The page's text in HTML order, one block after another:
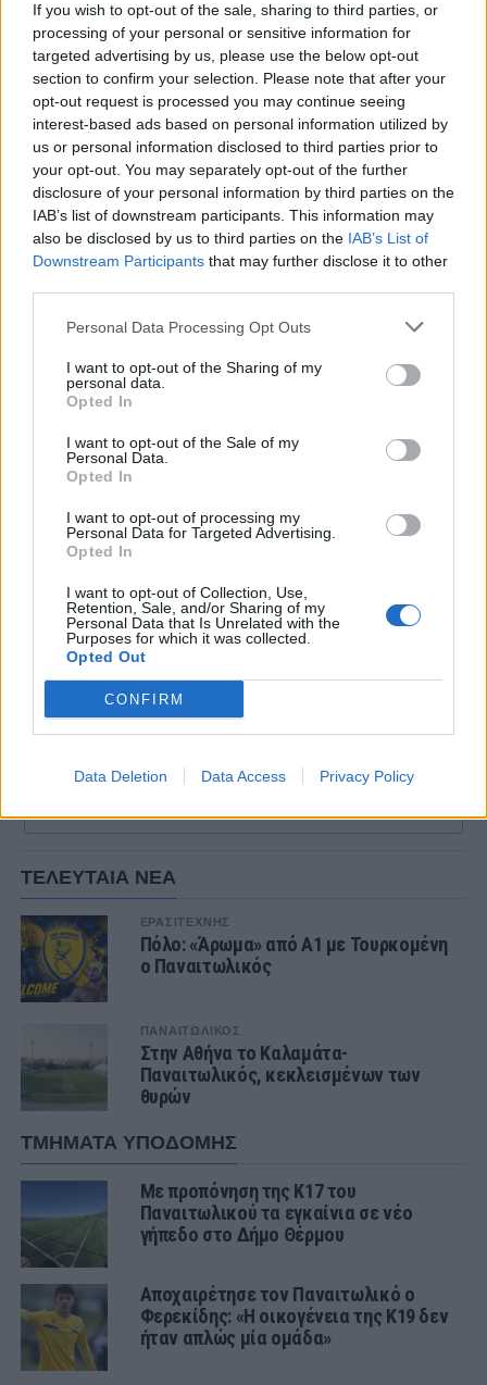
If you wish to opt-out of the sale, sharing to third parties, or
processing of your personal or sensitive information for
targeted advertising by us, please use the below opt-out
section to confirm your selection. Please note that after your
opt-out request is processed you may continue seeing
interest-based ads based on personal information utilized by
us or personal information disclosed to third parties prior to
your opt-out. You may separately opt-out of the further
disclosure of your personal information by third parties on the
IAB’s list of downstream participants. This information may
also be disclosed by us to third parties on the IAB’s List of
Downstream Participants that may further disclose it to other
Personal Data Processing Opt Outs
I want to opt-out of the Sharing of my
personal data.
Opted In
I want to opt-out of the Sale of my
Personal Data.
Opted In
I want to opt-out of processing my
Personal Data for Targeted Advertising.
Opted In
I want to opt-out of Collection, Use,
Retention, Sale, and/or Sharing of my
Personal Data that Is Unrelated with the
Purposes for which it was collected.
Opted Out
CONFIRM
Data Deletion Data Access Privacy Policy
Ζαπάντης):Σπούδας, Καρκαμάνης,
Δρακόπουλος, Αδαμόπουλος, Λαζαρίδης,
Γερνάς, Ayub, Βέργος, Αλμπάνης, Bizi,
Γιωτόπουλος
Αλλαγές:Arevange, Ασημακούλας, Θεοδοσίου,
Μεγγίδης, Αγρογιάννης, Σταμάτης, Φερεκίδης,
Γκορόγιας, Βασιλείου
ΤΕΛΕΥΤΑΙΑ ΝΕΑ
ΕΡΑΣΙΤΕΧΝΗΣ
Πόλο: «Άρωμα» από Α1 με Τουρκομένη
ο Παναιτωλικός
ΠΑΝΑΙΤΩΛΙΚΟΣ
Στην Αθήνα το Καλαμάτα-
Παναιτωλικός, κεκλεισμένων των
θυρών
ΤΜΗΜΑΤΑ ΥΠΟΔΟΜΗΣ
Με προπόνηση της Κ17 του
Παναιτωλικού τα εγκαίνια σε νέο
γήπεδο στο Δήμο Θέρμου
Αποχαιρέτησε τον Παναιτωλικό ο
Φερεκίδης: «Η οικογένεια της Κ19 δεν
ήταν απλώς μία ομάδα»